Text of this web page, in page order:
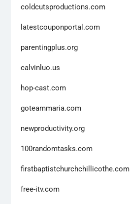
coldcutsproductions.com
latestcouponportal.com
parentingplus.org
calvinluo.us
hop-cast.com
goteammaria.com
newproductivity.org
100randomtasks.com
firstbaptistchurchchillicothe.com
free-itv.com